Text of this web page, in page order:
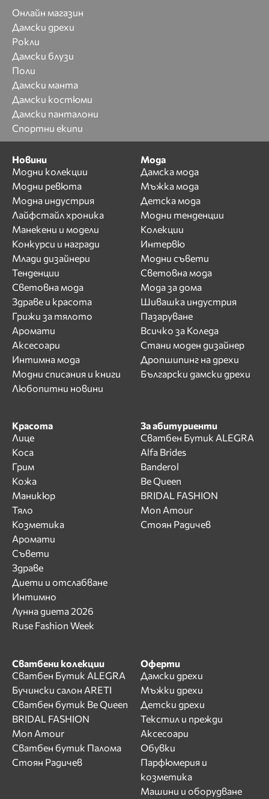
Онлайн магазин
Дамски дрехи
Рокли
Дамски блузи
Поли
Дамски манта
Дамски костюми
Дамски панталони
Спортни екипи
Новини
Модни колекции
Модни ревюта
Модна индустрия
Лайфстайл хроника
Манекени и модели
Конкурси и награди
Млади дизайнери
Тенденции
Световна мода
Здраве и красота
Грижи за тялото
Аромати
Аксесоари
Интимна мода
Модни списания и книги
Любопитни новини
Мода
Дамска мода
Мъжка мода
Детска мода
Модни тенденции
Колекции
Интервю
Модни съвети
Световна мода
Мода за дома
Шивашка индустрия
Пазаруване
Всичко за Коледа
Стани моден дизайнер
Дропшипинг на дрехи
Български дамски дрехи
Красота
Лице
Коса
Грим
Кожа
Маникюр
Тяло
Козметика
Аромати
Съвети
Здраве
Диети и отслабване
Интимно
Лунна диета 2026
Ruse Fashion Week
За абитуриенти
Сватбен Бутик ALEGRA
Alfa Brides
Banderol
Be Queen
BRIDAL FASHION
Mon Amour
Стоян Радичев
Сватбени колекции
Сватбен Бутик ALEGRA
Бучински салон ARETI
Сватбен бутик Be Queen
BRIDAL FASHION
Mon Amour
Сватбен бутик Палома
Стоян Радичев
Оферти
Дамски дрехи
Мъжки дрехи
Детски дрехи
Текстил и прежди
Аксесоари
Обувки
Парфюмерия и
козметика
Машини и оборудване